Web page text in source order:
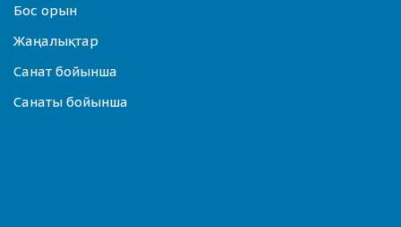
Бос орын
Жаңалықтар
Санат бойынша
Санаты бойынша